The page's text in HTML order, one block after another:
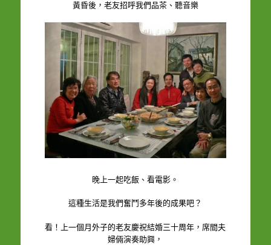
黃昏後，老友招呼我們品茶、聽音樂
晚上一起吃飯、看電影。
這種生活是我們奮鬥多年後的成果吧？
看！上一個月外子的老友慶祝結婚三十周年，席間夫
婦倆演奏助興，